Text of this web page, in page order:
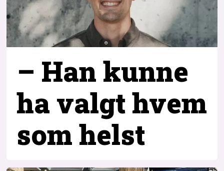
– Han kunne
ha valgt hvem
som helst